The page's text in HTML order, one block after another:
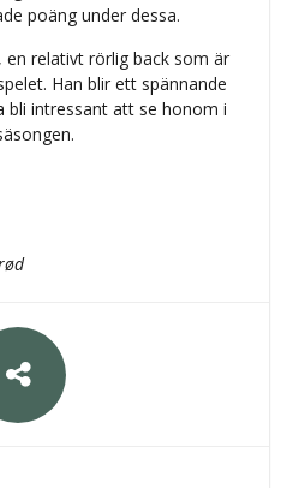
poäng under dessa.
relativt rörlig back som är
Han blir ett spännande
bli intressant att se honom i